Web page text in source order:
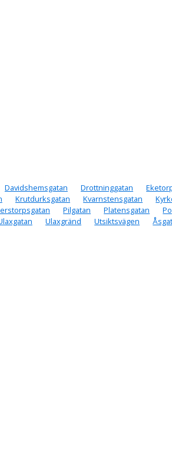
Davidshemsgatan Drottninggatan
Krutdurksgatan Kvarnstensgatan
Pilgatan Platensgatan
Ulaxgränd Utsiktsvägen